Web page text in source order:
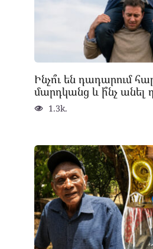
Ինչո՞ւ են դադարում
մարդկանց և ի՞նչ անել
1.3k.